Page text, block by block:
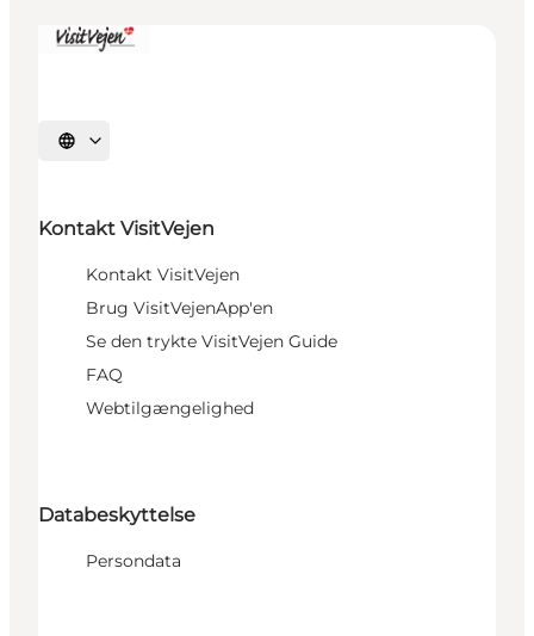
Sprache auswählen
Kontakt VisitVejen
Kontakt VisitVejen
Brug VisitVejenApp'en
Se den trykte VisitVejen Guide
FAQ
Webtilgængelighed
Databeskyttelse
Persondata